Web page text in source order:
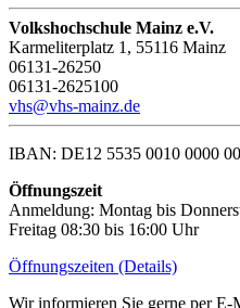
Volkshochschule Mainz e.V.
Karmeliterplatz 1, 55116 Mainz
06131-26250
06131-2625100
vhs@vhs-mainz.de
IBAN: DE12 5535 0010 0000
Öffnungszeit
Anmeldung: Montag bis
Freitag 08:30 bis 16:00 Uhr
Öffnungszeiten (Details)
Wir informieren Sie gerne per E-